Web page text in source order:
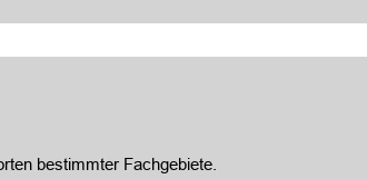
bestimmter Fachgebiete.